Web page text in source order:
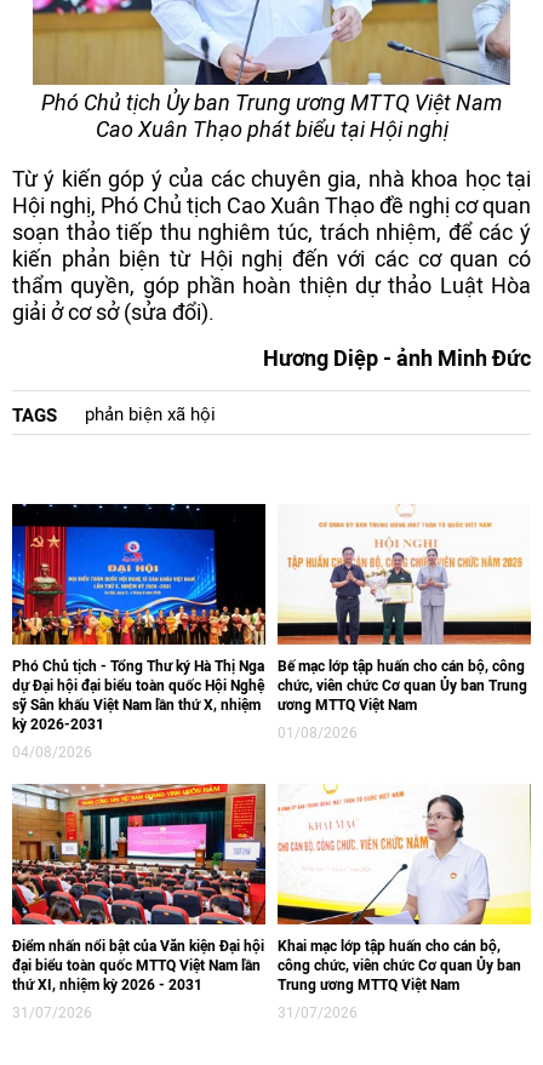
Phó Chủ tịch Ủy ban Trung ương MTTQ Việt Nam
Cao Xuân Thạo phát biểu tại Hội nghị
Từ ý kiến góp ý của các chuyên gia, nhà khoa học tại
Hội nghị, Phó Chủ tịch Cao Xuân Thạo đề nghị cơ quan
soạn thảo tiếp thu nghiêm túc, trách nhiệm, để các ý
kiến phản biện từ Hội nghị đến với các cơ quan có
thẩm quyền, góp phần hoàn thiện dự thảo Luật Hòa
giải ở cơ sở (sửa đổi).
Hương Diệp - ảnh Minh Đức
TAGS phản biện xã hội
Phó Chủ tịch - Tổng Thư ký Hà Thị Nga
dự Đại hội đại biểu toàn quốc Hội Nghệ
sỹ Sân khấu Việt Nam lần thứ X, nhiệm
kỳ 2026-2031
04/08/2026
Bế mạc lớp tập huấn cho cán bộ, công
chức, viên chức Cơ quan Ủy ban Trung
ương MTTQ Việt Nam
01/08/2026
Điểm nhấn nổi bật của Văn kiện Đại hội
đại biểu toàn quốc MTTQ Việt Nam lần
thứ XI, nhiệm kỳ 2026 - 2031
31/07/2026
Khai mạc lớp tập huấn cho cán bộ,
công chức, viên chức Cơ quan Ủy ban
Trung ương MTTQ Việt Nam
31/07/2026